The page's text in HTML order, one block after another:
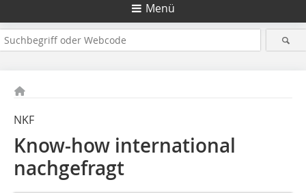
Menü
NKF
Know-how international
nachgefragt